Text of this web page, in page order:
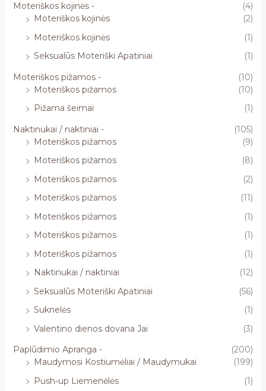
Moteriškos kojinės -
(4)
Moteriškos kojinės
(2)
Moteriškos kojinės
(1)
Seksualūs Moteriški Apatiniai
(1)
Moteriškos pižamos -
(10)
Moteriškos pižamos
(10)
Pižama šeimai
(1)
Naktinukai / naktiniai -
(105)
Moteriškos pižamos
(9)
Moteriškos pižamos
(8)
Moteriškos pižamos
(2)
Moteriškos pižamos
(11)
Moteriškos pižamos
(1)
Moteriškos pižamos
(1)
Moteriškos pižamos
(1)
Naktinukai / naktiniai
(12)
Seksualūs Moteriški Apatiniai
(56)
Suknelės
(1)
Valentino dienos dovana Jai
(3)
Paplūdimio Apranga -
(200)
Maudymosi Kostiumėliai / Maudymukai
(199)
Push-up Liemenėlės
(1)